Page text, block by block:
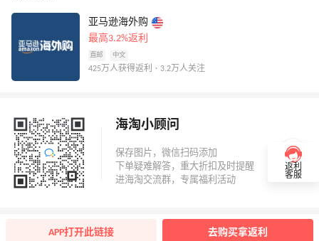
亚马逊海外购
最高3.2%返利
直邮 中文
425万人获得返利 · 3.2万人关注
海淘小顾问
返利
客服
APP打开此链接 去购买拿返利